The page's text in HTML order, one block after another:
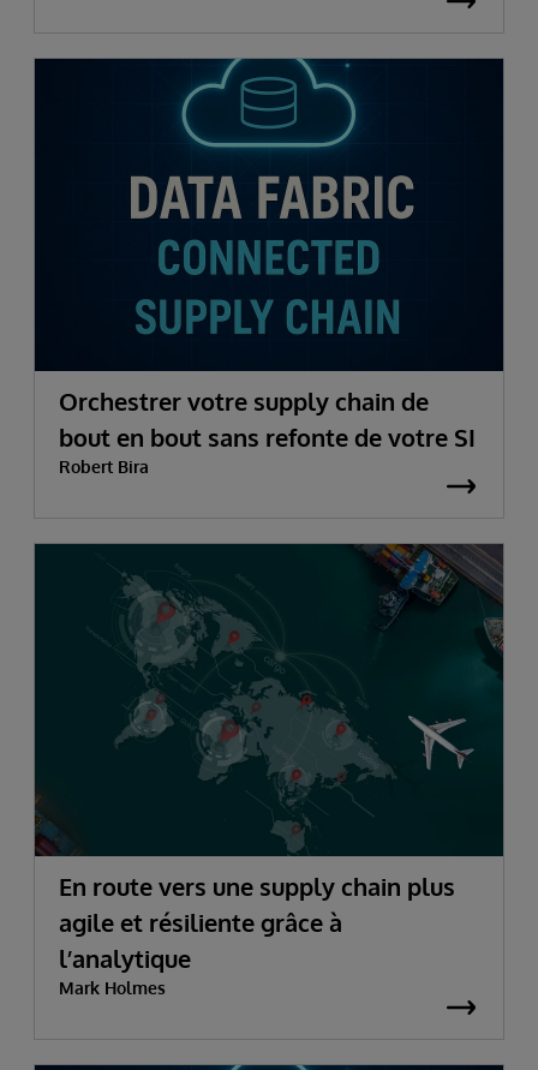
Orchestrer votre supply chain de
bout en bout sans refonte de votre SI
Robert Bira
En route vers une supply chain plus
agile et résiliente grâce à
l’analytique
Mark Holmes